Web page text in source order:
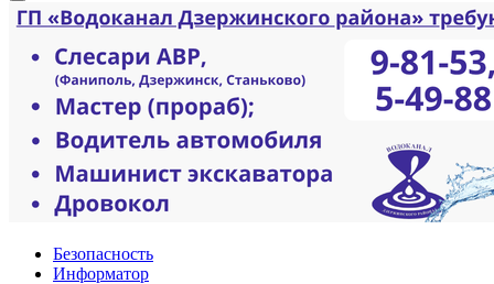
Безопасность
Информатор